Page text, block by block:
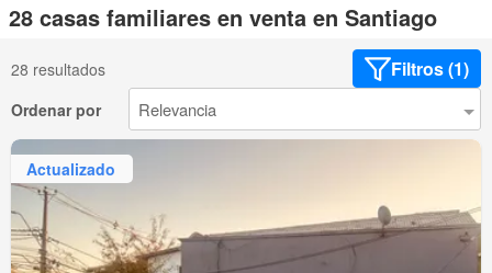
28 casas familiares en venta en Santiago
28 resultados Filtros (1)
Ordenar por
Actualizado